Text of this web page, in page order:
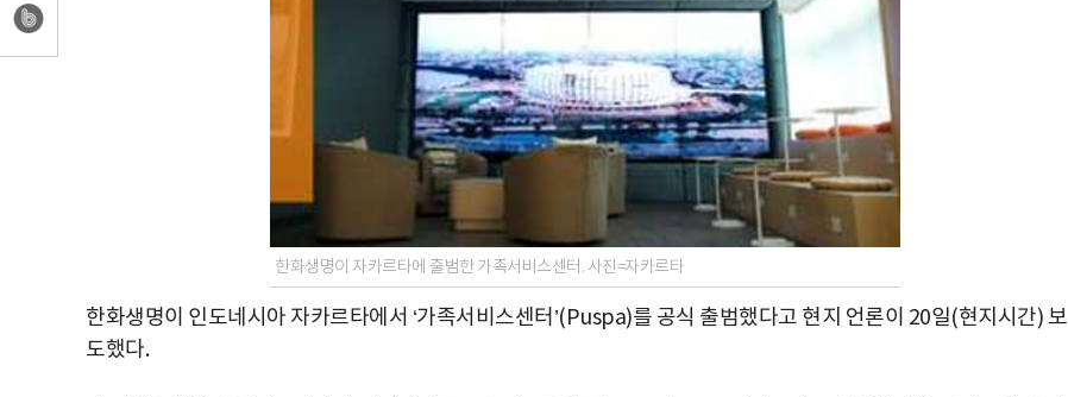
한화생명이 자카르타에 출범한 가족서비스센터. 사진=자카르타
한화생명이 인도네시아 자카르타에서 ‘가족서비스센터’(Puspa)를 공식 출범했다고 현지 언론이 20일(현지시간) 보
도했다.